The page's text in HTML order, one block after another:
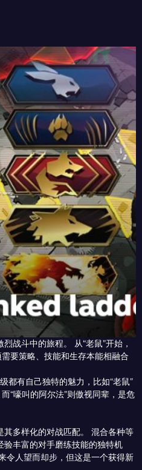
战斗中的旅程。 从“老鼠”开始，
要策略、技能和生存本能相融合
都有自己独特的魅力，比如“老鼠”
“嚎叫的阿尔法”则傲视同辈，是危
多样化的对战匹配。 混合各种等
丰富的对手磨练技能的独特机
令人望而却步，但这是一个获得新